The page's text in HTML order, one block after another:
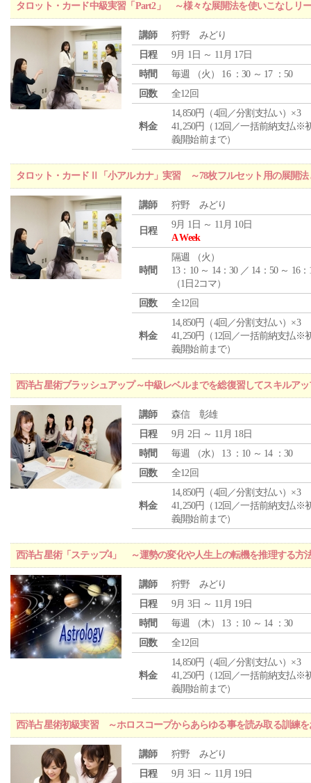
タロット・カード中級実習「Part2」 ～様々な展開法を使いこなしリ
講師
狩野 みどり
日程
9月 1日 ～ 11月 17日
時間
毎週 （火 ） 16 ：30 ～ 17 ：50
回数
全12回
料金
14,850円（4回／分割支払い）×3
41,250円（12回／一括前納支払※
義開始前まで）
タロット・カードⅡ「小アルカナ」実習 ～78枚フルセット用の展開法
講師 狩野 みどり
日程
9月 1日 ～ 11月 10日
A Week
時間
隔週 （火 ）
13：10 ～ 14：30 ／ 14：50 ～ 16：
（1日2コマ）
回数
全12回
料金
14,850円（4回／分割支払い）×3
41,250円（12回／一括前納支払※
義開始前まで）
西洋占星術ブラッシュアップ～中級レベルまでを総復習してスキルア
講師
森信 彰雄
日程
9月 2日 ～ 11月 18日
時間
毎週 （水） 13 ：10 ～ 14 ：30
回数
全12回
料金
14,850円（4回／分割支払い）×3
41,250円（12回／一括前納支払※
義開始前まで）
西洋占星術「ステップ4」 ～運勢の変化や人生上の転機を推理する方
講師
狩野 みどり
日程
9月 3日 ～ 11月 19日
時間
毎週 （木） 13 ：10 ～ 14 ：30
回数
全12回
料金
14,850円（4回／分割支払い）×3
41,250円（12回／一括前納支払※
義開始前まで）
西洋占星術初級実習 ～ホロスコープからあらゆる事を読み取る訓練を
講師
狩野 みどり
日程
9月 3日 ～ 11月 19日